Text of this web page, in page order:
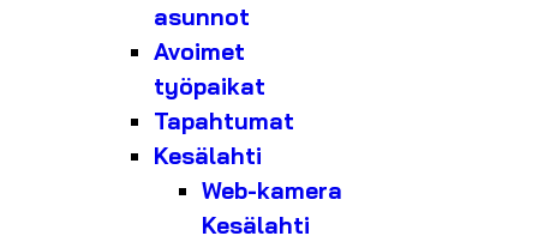
asunnot
Avoimet
työpaikat
Tapahtumat
Kesälahti
Web-kamera
Kesälahti